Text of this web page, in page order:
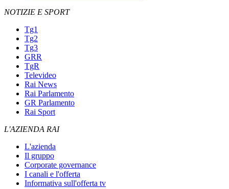
NOTIZIE E SPORT
Tg1
Tg2
Tg3
GRR
TgR
Televideo
Rai News
Rai Parlamento
GR Parlamento
Rai Sport
L'AZIENDA RAI
L'azienda
Il gruppo
Corporate governance
I canali e l'offerta
Informativa sull'offerta tv